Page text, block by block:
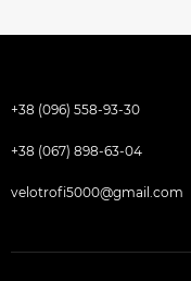
+38 (096) 558-93-30
+38 (067) 898-63-04
velotrofi5000@gmail.com